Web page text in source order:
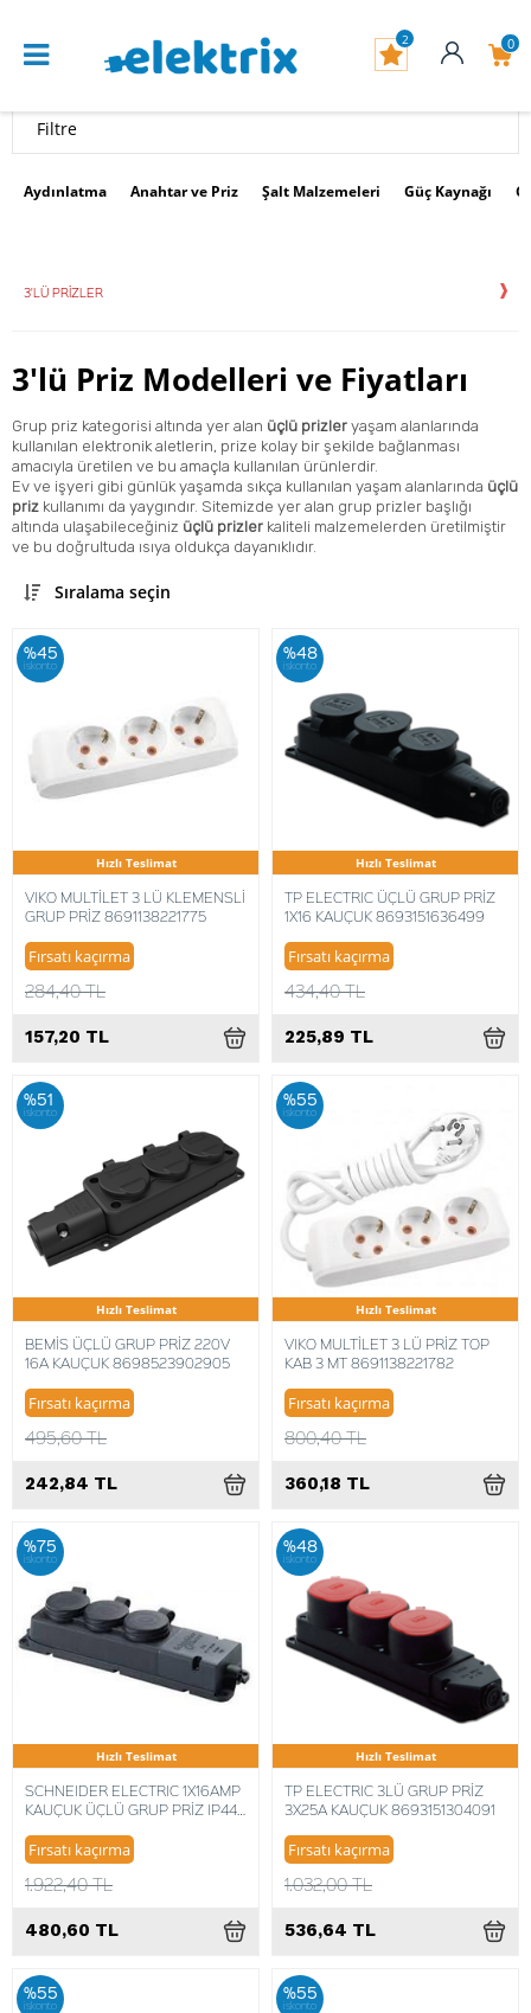
0
2
Filtre
Aydınlatma Anahtar ve Priz Şalt Malzemeleri Güç Kaynağı
3'LÜ PRIZLER
3'lü Priz Modelleri ve Fiyatları
Grup priz kategorisi altında yer alan üçlü prizler yaşam alanlarında
kullanılan elektronik aletlerin, prize kolay bir şekilde bağlanması
amacıyla üretilen ve bu amaçla kullanılan ürünlerdir.
Ev ve işyeri gibi günlük yaşamda sıkça kullanılan yaşam alanlarında üçlü
priz kullanımı da yaygındır. Sitemizde yer alan grup prizler başlığı
altında ulaşabileceğiniz üçlü prizler kaliteli malzemelerden üretilmiştir
ve bu doğrultuda ısıya oldukça dayanıklıdır.
Sıralama seçin
%45
iskonto
Hızlı Teslimat
VIKO MULTİLET 3 LÜ KLEMENSLİ
GRUP PRİZ 8691138221775
Fırsatı kaçırma
284,40 TL
157,20 TL
%48
iskonto
Hızlı Teslimat
TP ELECTRIC ÜÇLÜ GRUP PRİZ
1X16 KAUÇUK 8693151636499
Fırsatı kaçırma
434,40 TL
225,89 TL
%51
iskonto
Hızlı Teslimat
BEMİS ÜÇLÜ GRUP PRİZ 220V
16A KAUÇUK 8698523902905
Fırsatı kaçırma
495,60 TL
242,84 TL
%55
iskonto
Hızlı Teslimat
VIKO MULTİLET 3 LÜ PRİZ TOP
KAB 3 MT 8691138221782
Fırsatı kaçırma
800,40 TL
360,18 TL
%75
iskonto
Hızlı Teslimat
SCHNEIDER ELECTRIC 1X16AMP
KAUÇUK ÜÇLÜ GRUP PRİZ IP44
Fırsatı kaçırma
1.922,40 TL
480,60 TL
%48
iskonto
Hızlı Teslimat
TP ELECTRIC 3LÜ GRUP PRİZ
3X25A KAUÇUK 8693151304091
Fırsatı kaçırma
1.032,00 TL
536,64 TL
%55
iskonto
%55
iskonto